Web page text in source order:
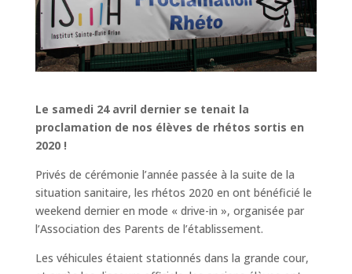
Le samedi 24 avril dernier se tenait la
proclamation de nos élèves de rhétos sortis en
2020 !
Privés de cérémonie l’année passée à la suite de la
situation sanitaire, les rhétos 2020 en ont bénéficié le
weekend dernier en mode « drive-in », organisée par
l’Association des Parents de l’établissement.
Les véhicules étaient stationnés dans la grande cour,